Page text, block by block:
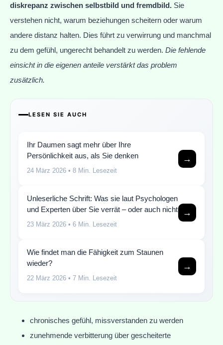
diskrepanz zwischen selbstbild und fremdbild. Sie
verstehen nicht, warum beziehungen scheitern oder warum
andere distanz halten. Dies führt zu verwirrung und manchmal
zu dem gefühl, ungerecht behandelt zu werden. Die fehlende
einsicht in die eigenen anteile verstärkt das problem
zusätzlich.
LESEN SIE AUCH
Ihr Daumen sagt mehr über Ihre
Persönlichkeit aus, als Sie denken
24 März 2026 • 8 Min. Lesezeit
→
Unleserliche Schrift: Was sie laut Psychologen
und Experten über Sie verrät – oder auch nicht
23 März 2026 • 6 Min. Lesezeit
→
Wie findet man die Fähigkeit zum Staunen
wieder?
22 März 2026 • 7 Min. Lesezeit
→
chronisches gefühl, missverstanden zu werden
zunehmende verbitterung über gescheiterte